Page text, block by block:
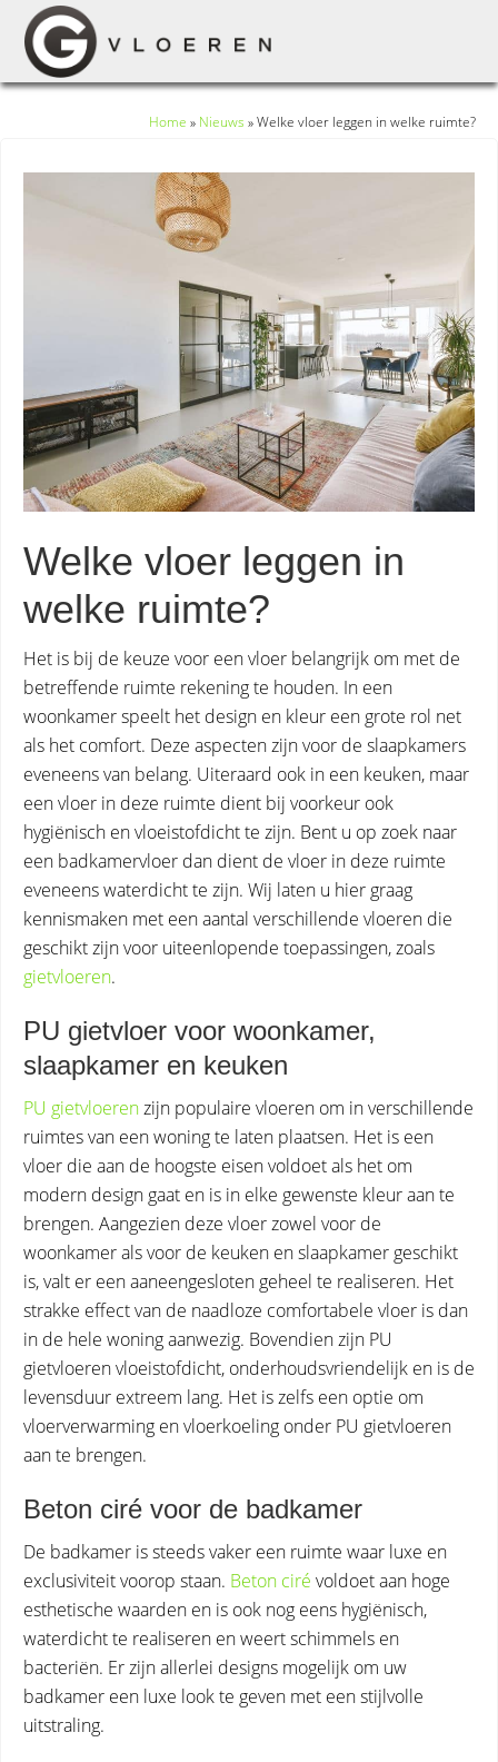
Home » Nieuws »Welke vloer leggen in welke ruimte?
Welke vloer leggen in
welke ruimte?
Het is bij de keuze voor een vloer belangrijk om met de
betreffende ruimte rekening te houden. In een
woonkamer speelt het design en kleur een grote rol net
als het comfort. Deze aspecten zijn voor de slaapkamers
eveneens van belang. Uiteraard ook in een keuken, maar
een vloer in deze ruimte dient bij voorkeur ook
hygiënisch en vloeistofdicht te zijn. Bent u op zoek naar
een badkamervloer dan dient de vloer in deze ruimte
eveneens waterdicht te zijn. Wij laten u hier graag
kennismaken met een aantal verschillende vloeren die
geschikt zijn voor uiteenlopende toepassingen, zoals
gietvloeren.
PU gietvloer voor woonkamer,
slaapkamer en keuken
PU gietvloerenzijn populaire vloeren om in verschillende
ruimtes van een woning te laten plaatsen. Het is een
vloer die aan de hoogste eisen voldoet als het om
modern design gaat en is in elke gewenste kleur aan te
brengen. Aangezien deze vloer zowel voor de
woonkamer als voor de keuken en slaapkamer geschikt
is, valt er een aaneengesloten geheel te realiseren. Het
strakke effect van de naadloze comfortabele vloer is dan
in de hele woning aanwezig. Bovendien zijn PU
gietvloeren vloeistofdicht, onderhoudsvriendelijk en is de
levensduur extreem lang. Het is zelfs een optie om
vloerverwarming en vloerkoeling onder PU gietvloeren
aan te brengen.
Beton ciré voor de badkamer
De badkamer is steeds vaker een ruimte waar luxe en
exclusiviteit voorop staan. Beton ciré voldoet aan hoge
esthetische waarden en is ook nog eens hygiënisch,
waterdicht te realiseren en weert schimmels en
bacteriën. Er zijn allerlei designs mogelijk om uw
badkamer een luxe look te geven met een stijlvolle
uitstraling.